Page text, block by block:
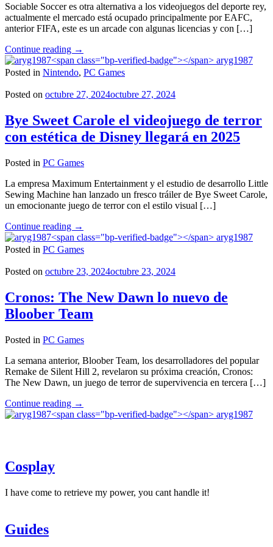
Sociable Soccer es otra alternativa a los videojuegos del deporte rey,
actualmente el mercado está ocupado principalmente por EAFC,
anterior FIFA, este es un arcade con algunas licencias y con […]
Continue reading "Sociable
Soccer
25
en
a
PC"
→
aryg1987
Posted in Nintendo, PC Games
Posted on octubre 27, 2024octubre 27, 2024
Bye Sweet Carole el videojuego de terror
con estética de Disney llegará en 2025
Posted in PC Games
La empresa Maximum Entertainment y el estudio de desarrollo Little
Sewing Machine han lanzado un fresco tráiler de Bye Sweet Carole,
un emocionante juego de terror con el estilo visual […]
Continue reading "Bye
Sweet
Carole
videojuego
terror
con
estética
de
llegará
en
2025"
→
aryg1987
Posted in PC Games
Posted on octubre 23, 2024octubre 23, 2024
Cronos: The New Dawn lo nuevo de
Bloober Team
Posted in PC Games
La semana anterior, Bloober Team, los desarrolladores del popular
Remake de Silent Hill 2, revelaron su próxima creación, Cronos:
The New Dawn, un juego de terror de supervivencia en tercera […]
Continue reading "Cronos:
The
Team"
→
aryg1987
Cosplay
I have come to retrieve my power, you cant handle it!
Guides